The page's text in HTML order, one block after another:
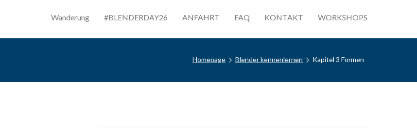
Wanderung #BLENDERDAY26 ANFAHRT FAQ KONTAKT WORKSHOPS
Homepage Blender kennenlernen Kapitel 3 Formen